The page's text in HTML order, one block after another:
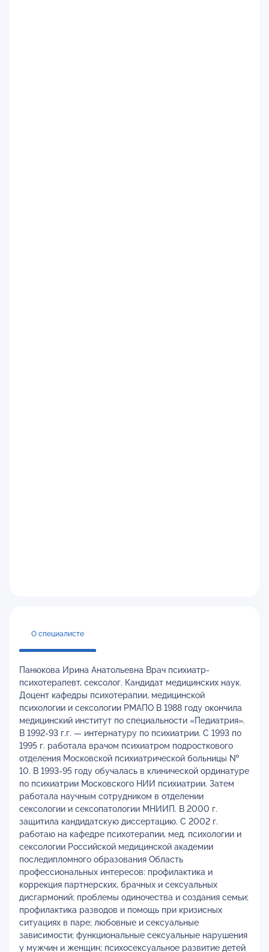
О специалисте
Панюкова Ирина Анатольевна Врач психиатр-
психотерапевт, сексолог. Кандидат медицинских наук.
Доцент кафедры психотерапии, медицинской
психологии и сексологии РМАПО В 1988 году окончила
медицинский институт по специальности «Педиатрия».
В 1992-93 г.г. — интернатуру по психиатрии. С 1993 по
1995 г. работала врачом психиатром подросткового
отделения Московской психиатрической больницы №
10. В 1993-95 году обучалась в клинической ординатуре
по психиатрии Московского НИИ психиатрии. Затем
работала научным сотрудником в отделении
сексологии и сексопатологии МНИИП. В 2000 г.
защитила кандидатскую диссертацию. С 2002 г.
работаю на кафедре психотерапии, мед. психологии и
сексологии Российской медицинской академии
последипломного образования Область
профессиональных интересов: профилактика и
коррекция партнерских, брачных и сексуальных
дисгармоний; проблемы одиночества и создания семьи;
профилактика разводов и помощь при кризисных
ситуациях в паре; любовные и сексуальные
зависимости; функциональные сексуальные нарушения
у мужчин и женщин; психосексуальное развитие детей